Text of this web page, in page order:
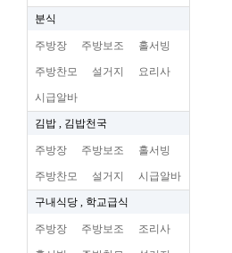
분식
주방장 주방보조 홀서빙
주방찬모 설거지 요리사
시급알바
김밥 , 김밥천국
주방장 주방보조 홀서빙
주방찬모 설거지 시급알바
구내식당 , 학교급식
주방장 주방보조 조리사